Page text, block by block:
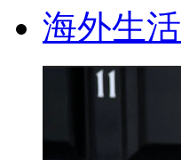
海外生活